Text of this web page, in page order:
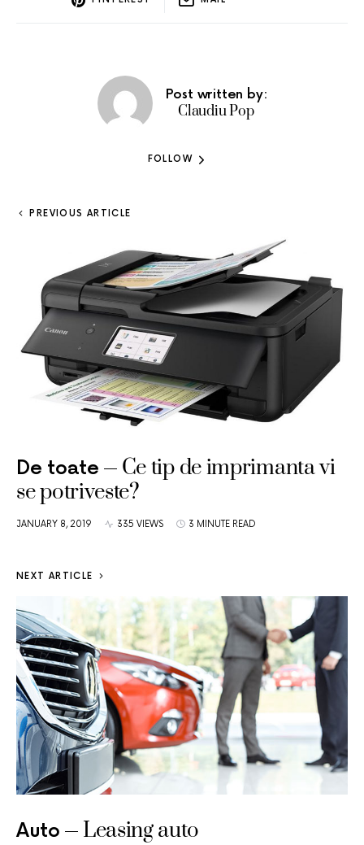
Post written by:
Claudiu Pop
FOLLOW
PREVIOUS ARTICLE
De toate
Ce tip de imprimanta vi
se potriveste?
JANUARY 8, 2019 335 VIEWS 3 MINUTE READ
NEXT ARTICLE
Auto Leasing auto